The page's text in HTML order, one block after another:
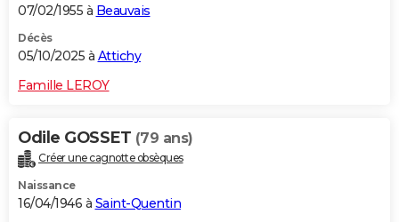
07/02/1955 à Beauvais
Décès
05/10/2025 à Attichy
Famille LEROY
Odile GOSSET (79 ans)
Créer une cagnotte obsèques
Naissance
16/04/1946 à Saint-Quentin